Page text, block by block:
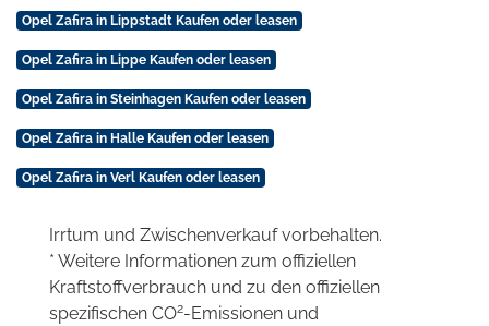
Opel Zafira in Lippstadt Kaufen oder leasen
Opel Zafira in Lippe Kaufen oder leasen
Opel Zafira in Steinhagen Kaufen oder leasen
Opel Zafira in Halle Kaufen oder leasen
Opel Zafira in Verl Kaufen oder leasen
Irrtum und Zwischenverkauf vorbehalten.
* Weitere Informationen zum offiziellen
Kraftstoffverbrauch und zu den offiziellen
spezifischen CO2-Emissionen und